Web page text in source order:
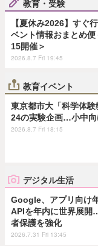
教育・受験
【夏休み2026】すぐ
ベント情報おまとめ便
15開催＞
2026.8.7 Fri 19:45
教育イベント
東京都市大「科学体験
24の実験企画…小中
2026.8.7 Fri 18:15
デジタル生活
Google、アプリ向け
APIを年内に世界展開
者保護を強化
2026.7.31 Fri 13:45